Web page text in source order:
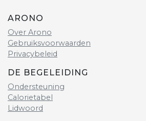
ARONO
Over Arono
Gebruiksvoorwaarden
Privacybeleid
DE BEGELEIDING
Ondersteuning
Calorietabel
Lidwoord